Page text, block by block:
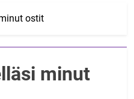
ostit
minut